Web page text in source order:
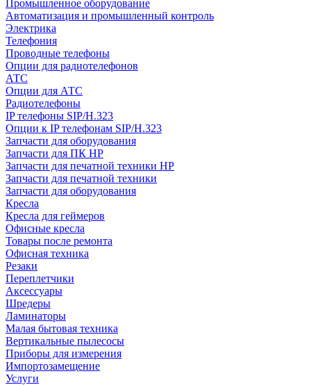
Промышленное оборудование
Автоматизация и промышленный контроль
Электрика
Телефония
Проводные телефоны
Опции для радиотелефонов
АТС
Опции для АТС
Радиотелефоны
IP телефоны SIP/H.323
Опции к IP телефонам SIP/H.323
Запчасти для оборудования
Запчасти для ПК HP
Запчасти для печатной техники HP
Запчасти для печатной техники
Запчасти для оборудования
Кресла
Кресла для геймеров
Офисные кресла
Товары после ремонта
Офисная техника
Резаки
Переплетчики
Аксессуары
Шредеры
Ламинаторы
Малая бытовая техника
Вертикальные пылесосы
Приборы для измерения
Импортозамещение
Услуги